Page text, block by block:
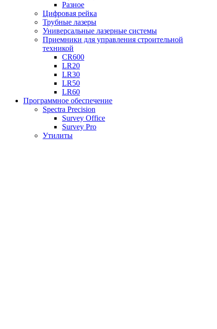
Разное
Цифровая рейка
Трубные лазеры
Универсальные лазерные системы
Приемники для управления строительной
техникой
CR600
LR20
LR30
LR50
LR60
Программное обеспечение
Spectra Precision
Survey Office
Survey Pro
Утилиты